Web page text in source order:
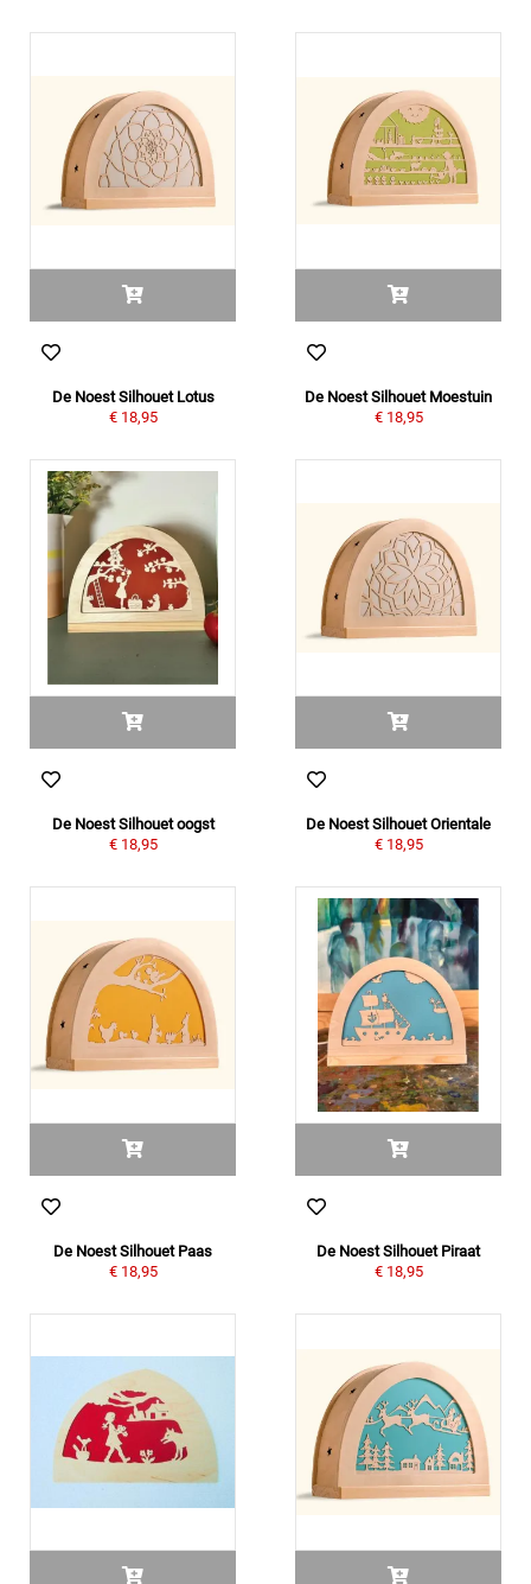
De Noest Silhouet Lotus
€ 18,95
De Noest Silhouet Moestuin
€ 18,95
De Noest Silhouet oogst
€ 18,95
De Noest Silhouet Orientale
€ 18,95
De Noest Silhouet Paas
€ 18,95
De Noest Silhouet Piraat
€ 18,95